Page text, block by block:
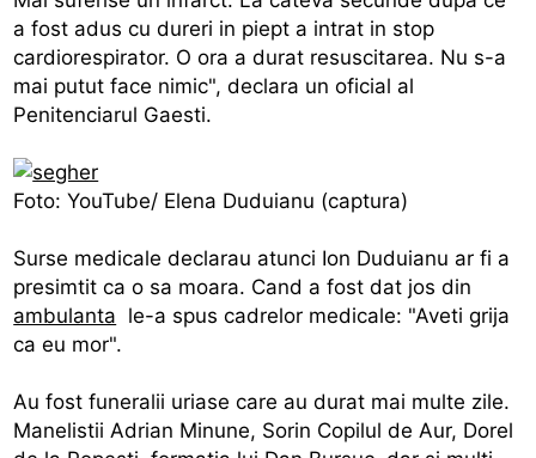
a fost adus cu dureri in piept a intrat in stop
cardiorespirator. O ora a durat resuscitarea. Nu s-a
mai putut face nimic", declara un oficial al
Penitenciarul Gaesti.
Foto: YouTube/ Elena Duduianu (captura)
Surse medicale declarau atunci Ion Duduianu ar fi a
presimtit ca o sa moara. Cand a fost dat jos din
ambulanta le-a spus cadrelor medicale: "Aveti grija
ca eu mor".
Au fost funeralii uriase care au durat mai multe zile.
Manelistii Adrian Minune, Sorin Copilul de Aur, Dorel